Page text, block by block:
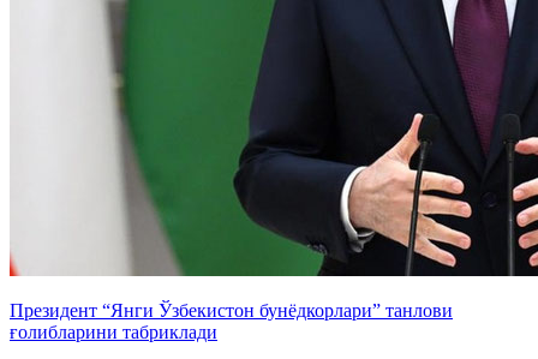
Президент “Янги Ўзбекистон бунёдкорлари” танлови
ғолибларини табриклади